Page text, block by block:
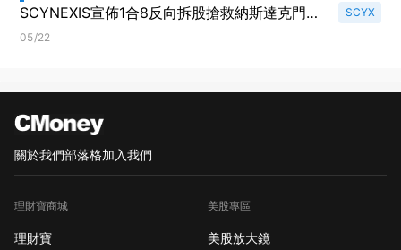
SCYNEXIS宣佈1合8反向拆股搶救納斯達克門檻
股數驟減引市場高度關注
SCYX
05/22
關於我們部落格加入我們
理財寶商城
理財寶
美股專區
美股放大鏡